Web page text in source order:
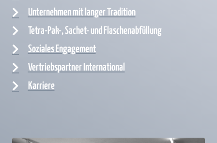
Unternehmen mit langer Tradition
Tetra-Pak-, Sachet- und Flaschenabfüllung
Soziales Engagement
Vertriebspartner International
Karriere